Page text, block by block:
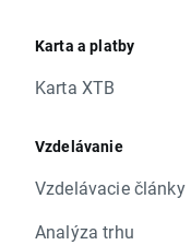
Karta a platby
Karta XTB
Vzdelávanie
Vzdelávacie články
Analýza trhu